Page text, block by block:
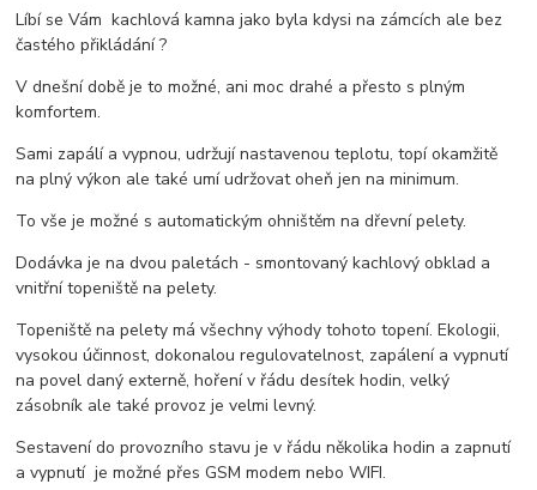
Líbí se Vám kachlová kamna jako byla kdysi na zámcích ale bez
častého přikládání ?
V dnešní době je to možné, ani moc drahé a přesto s plným
komfortem.
Sami zapálí a vypnou, udržují nastavenou teplotu, topí okamžitě
na plný výkon ale také umí udržovat oheň jen na minimum.
To vše je možné s automatickým ohništěm na dřevní pelety.
Dodávka je na dvou paletách - smontovaný kachlový obklad a
vnitřní topeniště na pelety.
Topeniště na pelety má všechny výhody tohoto topení. Ekologii,
vysokou účinnost, dokonalou regulovatelnost, zapálení a vypnutí
na povel daný externě, hoření v řádu desítek hodin, velký
zásobník ale také provoz je velmi levný.
Sestavení do provozního stavu je v řádu několika hodin a zapnutí
a vypnutí je možné přes GSM modem nebo WIFI.